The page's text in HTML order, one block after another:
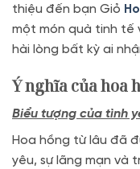
thiệu đến bạn Giỏ
một món quà tinh tế
hài lòng bất kỳ ai
Ý nghĩa của hoa
Biểu tượng của tình
Hoa hồng từ lâu đã
yêu, sự lãng mạn và